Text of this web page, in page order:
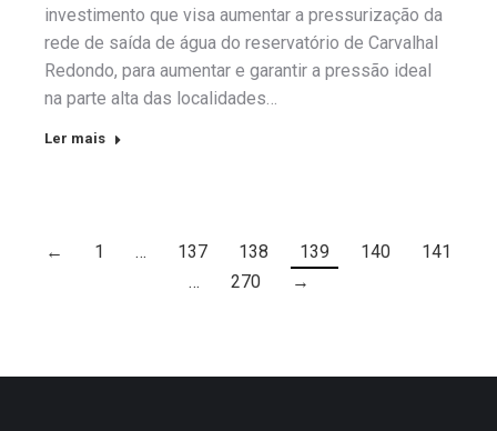
investimento que visa aumentar a pressurização da
rede de saída de água do reservatório de Carvalhal
Redondo, para aumentar e garantir a pressão ideal
na parte alta das localidades…
Ler mais
← 1 … 137 138 139 140
141
…
270 →